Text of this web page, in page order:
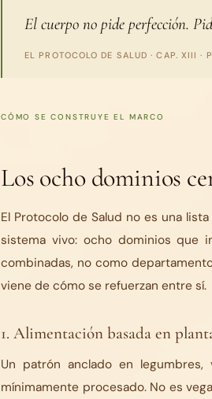
El cuerpo no pide perfección.
EL PROTOCOLO DE SALUD · CAP. XIII ·
CÓMO SE CONSTRUYE EL MARCO
Los ocho dominios
El Protocolo de Salud no es una
sistema vivo: ocho dominios que
combinadas, no como
viene de cómo se refuerzan entre sí.
1. Alimentación basada en
Un patrón anclado en
mínimamente procesado. No es